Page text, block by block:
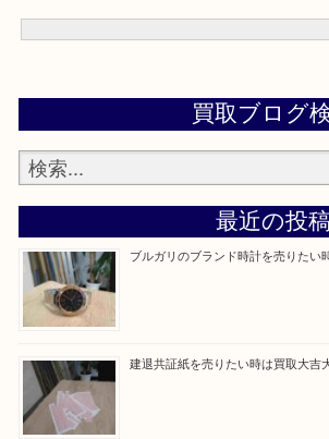
買取専門大吉の大分店に来てよかった！そ
いたします。
Facebook
Twitter
Line